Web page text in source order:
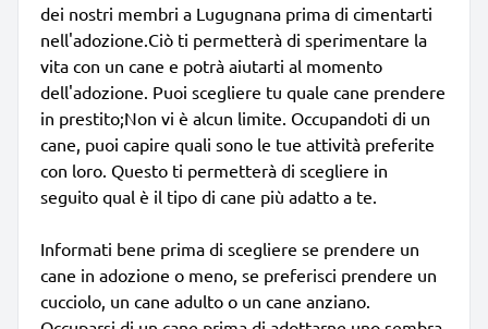
dei nostri membri a Lugugnana prima di cimentarti
nell'adozione.Ciò ti permetterà di sperimentare la
vita con un cane e potrà aiutarti al momento
dell'adozione. Puoi scegliere tu quale cane prendere
in prestito;Non vi è alcun limite. Occupandoti di un
cane, puoi capire quali sono le tue attività preferite
con loro. Questo ti permetterà di scegliere in
seguito qual è il tipo di cane più adatto a te.
Informati bene prima di scegliere se prendere un
cane in adozione o meno, se preferisci prendere un
cucciolo, un cane adulto o un cane anziano.